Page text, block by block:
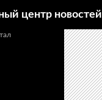
центр новостей